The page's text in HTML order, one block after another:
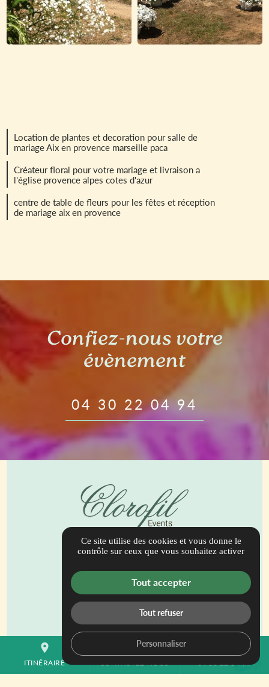
Location de plantes et decoration pour salle de
mariage Aix en provence marseille paca
Créateur floral pour votre mariage et livraison a
l'église provence alpes cotes d'azur
centre de table de fleurs pour les fêtes et réception
de mariage aix en provence
Confiez-nous votre
évènement
04 30 22 04 94
place
ITINÉRAIRE
mail
CONTACTEZ-NOUS 04 30 22 04 94
944 Bis Route de Draguignan
contact@clorofilevents.com
04 30 22 04 94
ITINÉRAIRE
Ce site utilise des cookies et vous donne le
contrôle sur ceux que vous souhaitez activer
Tout accepter
Tout refuser
Personnaliser